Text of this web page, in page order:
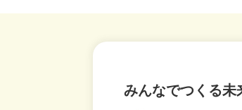
みんなでつくる未